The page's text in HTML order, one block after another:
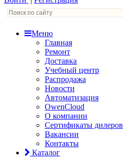
Меню
Главная
Ремонт
Доставка
Учебный центр
Распродажа
Новости
Автоматизация
OwenCloud
О компании
Сертификаты дилеров
Вакансии
Контакты
Каталог